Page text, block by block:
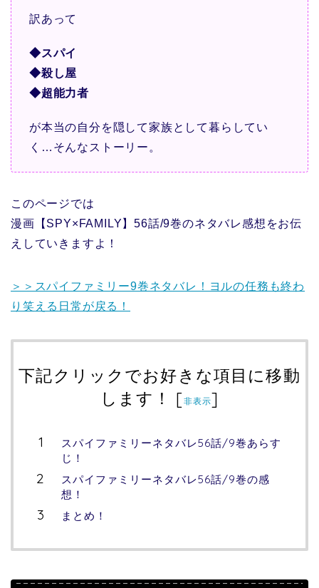
訳あって
◆スパイ
◆殺し屋
◆超能力者
が本当の自分を隠して家族として暮らしてい
く…そんなストーリー。
このページでは
漫画【SPY×FAMILY】56話/9巻のネタバレ感想をお伝
えしていきますよ！
＞＞スパイファミリー9巻ネタバレ！ヨルの任務も終わ
り笑える日常が戻る！
下記クリックでお好きな項目に移動
します！
[非表示]
スパイファミリーネタバレ56話/9巻あらす
じ！
スパイファミリーネタバレ56話/9巻の感
想！
まとめ！